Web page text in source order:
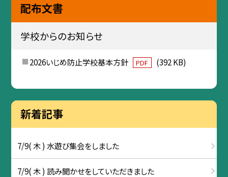
配布文書
学校からのお知らせ
2026いじめ防止学校基本方針 PDF (392 KB)
新着記事
7/9( 木 ) 水遊び集会をしました
7/9( 木 ) 読み聞かせをしていただきました